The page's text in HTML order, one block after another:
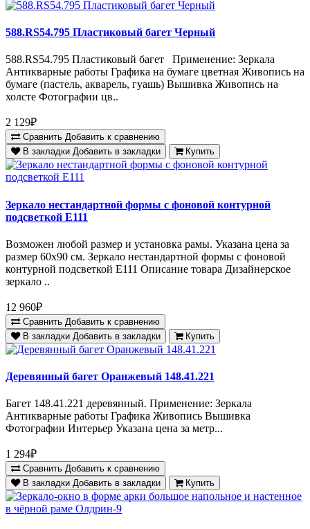
588.RS54.795 Пластиковый багет Черный
588.RS54.795 Пластиковый багет Применение: Зеркала
Антикварные работы Графика на бумаге цветная Живопись на
бумаге (пастель, акварель, гуашь) Вышивка Живопись на
холсте Фотографии цв..
2 129₽
Сравнить Добавить к сравнению
В закладки Добавить в закладки Купить
Зеркало нестандартной формы с фоновой контурной
подсветкой E111
Возможен любой размер и установка рамы. Указана цена за
размер 60х90 см. Зеркало нестандартной формы с фоновой
контурной подсветкой E111 Описание товара Дизайнерское
зеркало ..
12 960₽
Сравнить Добавить к сравнению
В закладки Добавить в закладки Купить
Деревянный багет Оранжевый 148.41.221
Багет 148.41.221 деревянный. Применение: Зеркала
Антикварные работы Графика Живопись Вышивка
Фотографии Интерьер Указана цена за метр...
1 294₽
Сравнить Добавить к сравнению
В закладки Добавить в закладки Купить